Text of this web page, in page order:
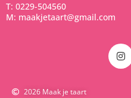
T: 0229-504560
M: maakjetaart@gmail.com
2026 Maak je taart